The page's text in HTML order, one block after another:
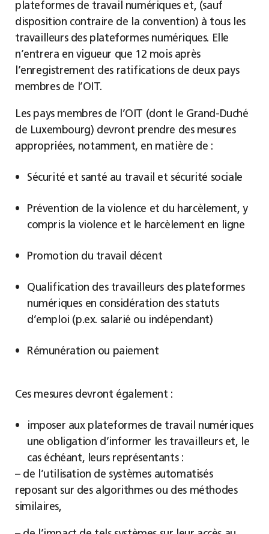
plateformes de travail numériques et, (sauf
disposition contraire de la convention) à tous les
travailleurs des plateformes numériques. Elle
n’entrera en vigueur que 12 mois après
l’enregistrement des ratifications de deux pays
membres de l’OIT.
Les pays membres de l’OIT (dont le Grand-Duché
de Luxembourg) devront prendre des mesures
appropriées, notamment, en matière de :
Sécurité et santé au travail et sécurité sociale
Prévention de la violence et du harcèlement, y
compris la violence et le harcèlement en ligne
Promotion du travail décent
Qualification des travailleurs des plateformes
numériques en considération des statuts
d’emploi (p.ex. salarié ou indépendant)
Rémunération ou paiement
Ces mesures devront également :
imposer aux plateformes de travail numériques
une obligation d’informer les travailleurs et, le
cas échéant, leurs représentants :
– de l’utilisation de systèmes automatisés
reposant sur des algorithmes ou des méthodes
similaires,